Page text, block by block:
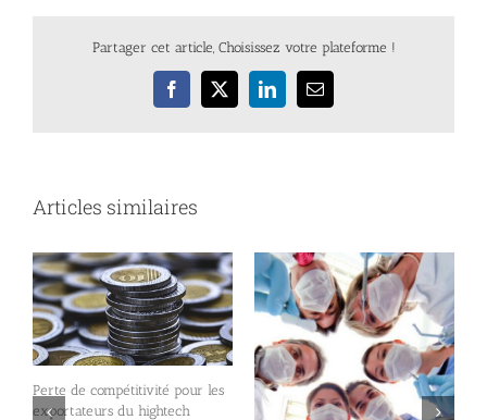
Partager cet article, Choisissez votre plateforme !
Facebook
X LinkedInEmail
Articles similaires
Perte de compétitivité pour les
exportateurs du hightech